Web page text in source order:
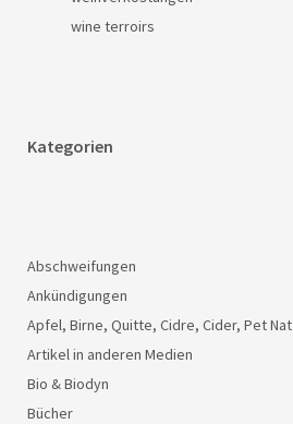
wine terroirs
Kategorien
Abschweifungen
Ankündigungen
Apfel, Birne, Quitte, Cidre, Cider, Pet Nat
Artikel in anderen Medien
Bio & Biodyn
Bücher